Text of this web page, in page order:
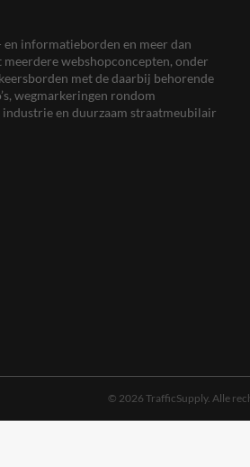
en informatieborden en meer dan
webshopconcepten, onder
met de daarbij behorende
wegmarkeringen rondom
en duurzaam straatmeubilair
© 2026 TrafficSupply. Alle